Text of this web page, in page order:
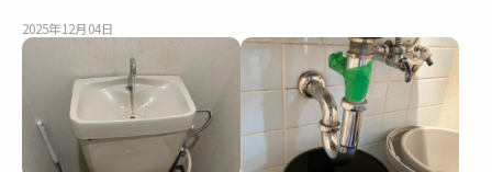
2025年12月04日